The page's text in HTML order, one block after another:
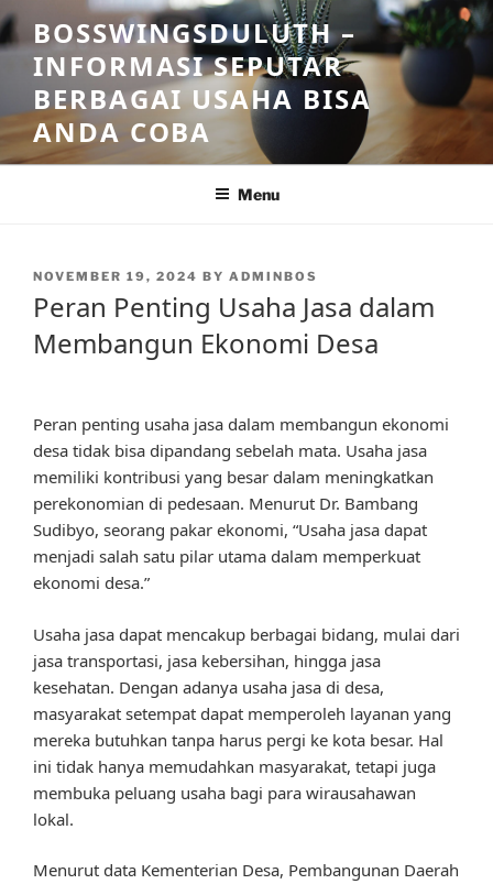
Skip
to
content
BOSSWINGSDULUTH –
INFORMASI SEPUTAR
BERBAGAI USAHA BISA
ANDA COBA
Menu
POSTED
NOVEMBER 19, 2024 BY ADMINBOS
Peran Penting Usaha Jasa dalam
Membangun Ekonomi Desa
Peran penting usaha jasa dalam membangun ekonomi
desa tidak bisa dipandang sebelah mata. Usaha jasa
memiliki kontribusi yang besar dalam meningkatkan
perekonomian di pedesaan. Menurut Dr. Bambang
Sudibyo, seorang pakar ekonomi, “Usaha jasa dapat
menjadi salah satu pilar utama dalam memperkuat
ekonomi desa.”
Usaha jasa dapat mencakup berbagai bidang, mulai dari
jasa transportasi, jasa kebersihan, hingga jasa
kesehatan. Dengan adanya usaha jasa di desa,
masyarakat setempat dapat memperoleh layanan yang
mereka butuhkan tanpa harus pergi ke kota besar. Hal
ini tidak hanya memudahkan masyarakat, tetapi juga
membuka peluang usaha bagi para wirausahawan
lokal.
Menurut data Kementerian Desa, Pembangunan Daerah